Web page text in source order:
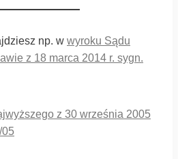
np. w wyroku Sądu
z 18 marca 2014 r. sygn.
z 30 września 2005
05